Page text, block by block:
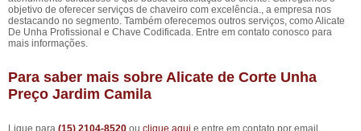
objetivo de oferecer serviços de chaveiro com excelência., a empresa nos
destacando no segmento. Também oferecemos outros serviços, como Alicate
De Unha Profissional e Chave Codificada. Entre em contato conosco para
mais informações.
Para saber mais sobre Alicate de Corte Unha
Preço Jardim Camila
Ligue para (15) 2104-8520 ou clique aqui e entre em contato por email.